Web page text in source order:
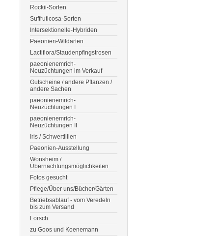
Rockii-Sorten
Suffruticosa-Sorten
Intersektionelle-Hybriden
Paeonien-Wildarten
Lactiflora/Staudenpfingstrosen
paeonienemrich-
Neuzüchtungen im Verkauf
Gutscheine / andere Pflanzen /
andere Sachen
paeonienemrich-
Neuzüchtungen I
paeonienemrich-
Neuzüchtungen II
Iris / Schwertlilien
Paeonien-Ausstellung
Wonsheim /
Übernachtungsmöglichkeiten
Fotos gesucht
Pflege/Über uns/Bücher/Gärten
Betriebsablauf - vom Veredeln
bis zum Versand
Lorsch
zu Goos und Koenemann